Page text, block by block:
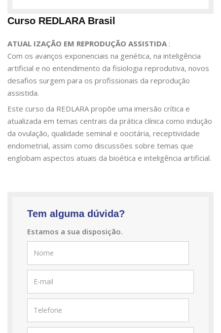
Curso REDLARA Brasil
ATUAL IZAÇÃO EM REPRODUÇÃO ASSISTIDA :
Com os avanços exponenciais na genética, na inteligência
artificial e no entendimento da fisiologia reprodutiva, novos
desafios surgem para os profissionais da reprodução
assistida.
Este curso da REDLARA propõe uma imersão crítica e
atualizada em temas centrais da prática clínica como indução
da ovulação, qualidade seminal e oocitária, receptividade
endometrial, assim como discussões sobre temas que
englobam aspectos atuais da bioética e inteligência artificial.
Tem alguma dúvida?
Estamos a sua disposição.